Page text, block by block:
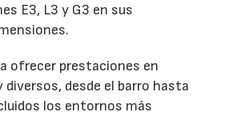
E3, L3 y G3 en sus
ofrecer prestaciones en
desde el barro hasta
los entornos más